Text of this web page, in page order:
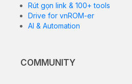
Rút gọn link & 100+ tools
Drive for vnROM-er
AI & Automation
COMMUNITY